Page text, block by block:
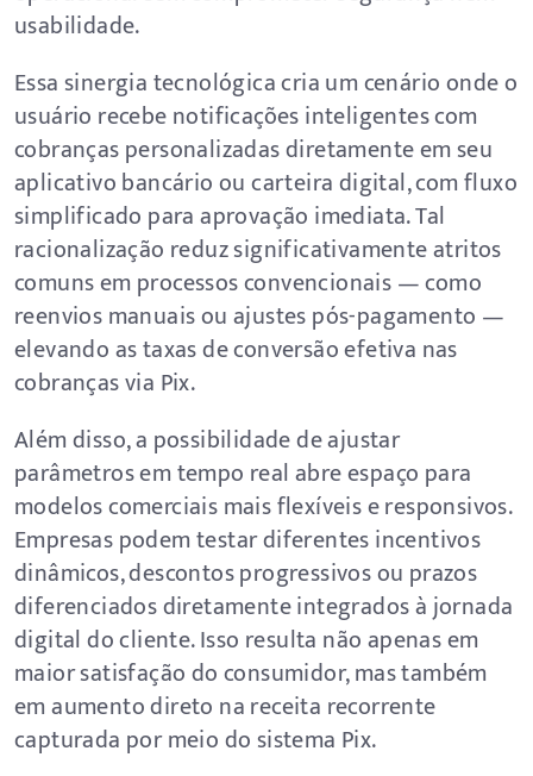
usabilidade.
Essa sinergia tecnológica cria um cenário onde o
usuário recebe notificações inteligentes com
cobranças personalizadas diretamente em seu
aplicativo bancário ou carteira digital, com fluxo
simplificado para aprovação imediata. Tal
racionalização reduz significativamente atritos
comuns em processos convencionais — como
reenvios manuais ou ajustes pós-pagamento —
elevando as taxas de conversão efetiva nas
cobranças via Pix.
Além disso, a possibilidade de ajustar
parâmetros em tempo real abre espaço para
modelos comerciais mais flexíveis e responsivos.
Empresas podem testar diferentes incentivos
dinâmicos, descontos progressivos ou prazos
diferenciados diretamente integrados à jornada
digital do cliente. Isso resulta não apenas em
maior satisfação do consumidor, mas também
em aumento direto na receita recorrente
capturada por meio do sistema Pix.